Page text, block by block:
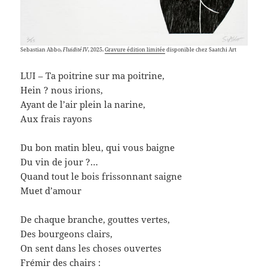
Sebastian Abbo,Fluidité IV, 2025.Gravure édition limitéedisponible chez Saatchi Art
LUI – Ta poitrine sur ma poitrine,
Hein ? nous irions,
Ayant de l’air plein la narine,
Aux frais rayons
Du bon matin bleu, qui vous baigne
Du vin de jour ?…
Quand tout le bois frissonnant saigne
Muet d’amour
De chaque branche, gouttes vertes,
Des bourgeons clairs,
On sent dans les choses ouvertes
Frémir des chairs :